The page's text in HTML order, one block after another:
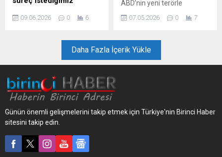
Diyarbakır Valisi Murat
"Terörsüz Türkiye" olarak
adlandırdığı yeni çözüm
sürecine ilişkin yaptığı
ardından mafya, çeteleşme
ve uyuşturucu gibi yapılara
alan açılmaması gerektiğini
söyledi. Zorluoğlu ...
09.06.2026 0 6
ABD’nin yeni terörle
mücadele stratejisinde,
Avrupa ‘terör tehditlerinin
07.05.2026 0 7
Daha Fazla İçerik Yükle
Günün önemli gelişmelerini takip etmek için Türkiye'nin Birinci Haber
sitesini takip edin.